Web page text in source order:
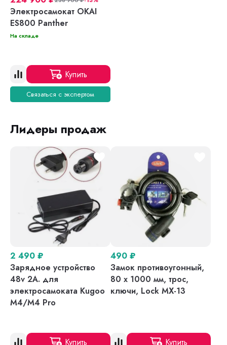
Электросамокат OKAI
ES800 Panther
На складе
Купить
Связаться с экспертом
Лидеры продаж
2 490 ₽
Зарядное устройство
48v 2A. для
электросамоката Kugoo
M4/M4 Pro
Купить
490 ₽
Замок противоугонный,
80 х 1000 мм, трос,
ключи, Lock MX-13
Купить